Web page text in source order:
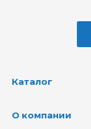
Каталог
О компании